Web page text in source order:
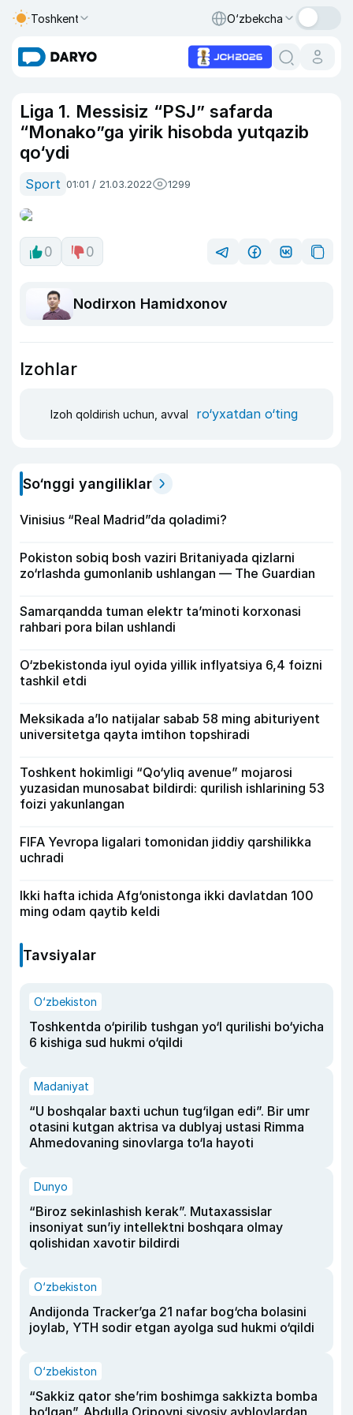
Toshkent O‘zbekcha
Liga 1. Messisiz “PSJ” safarda
“Monako”ga yirik hisobda yutqazib
qo‘ydi
Sport 01:01 / 21.03.2022 1299
0 0
Nodirxon Hamidxonov
Izohlar
Izoh qoldirish uchun, avval ro‘yxatdan o‘ting
So‘nggi yangiliklar
Vinisius “Real Madrid”da qoladimi?
Pokiston sobiq bosh vaziri Britaniyada qizlarni
zo‘rlashda gumonlanib ushlangan — The Guardian
Samarqandda tuman elektr ta’minoti korxonasi
rahbari pora bilan ushlandi
O‘zbekistonda iyul oyida yillik inflyatsiya 6,4 foizni
tashkil etdi
Meksikada a’lo natijalar sabab 58 ming abituriyent
universitetga qayta imtihon topshiradi
Toshkent hokimligi “Qo‘yliq avenue” mojarosi
yuzasidan munosabat bildirdi: qurilish ishlarining 53
foizi yakunlangan
FIFA Yevropa ligalari tomonidan jiddiy qarshilikka
uchradi
Ikki hafta ichida Afg‘onistonga ikki davlatdan 100
ming odam qaytib keldi
Tavsiyalar
O‘zbekiston
Toshkentda o‘pirilib tushgan yo‘l qurilishi bo‘yicha
6 kishiga sud hukmi o‘qildi
Madaniyat
“U boshqalar baxti uchun tug‘ilgan edi”. Bir umr
otasini kutgan aktrisa va dublyaj ustasi Rimma
Ahmedovaning sinovlarga to‘la hayoti
Dunyo
“Biroz sekinlashish kerak”. Mutaxassislar
insoniyat sun’iy intellektni boshqara olmay
qolishidan xavotir bildirdi
O‘zbekiston
Andijonda Tracker’ga 21 nafar bog‘cha bolasini
joylab, YTH sodir etgan ayolga sud hukmi o‘qildi
O‘zbekiston
“Sakkiz qator she’rim boshimga sakkizta bomba
bo‘lgan”. Abdulla Oripovni siyosiy ayblovlardan